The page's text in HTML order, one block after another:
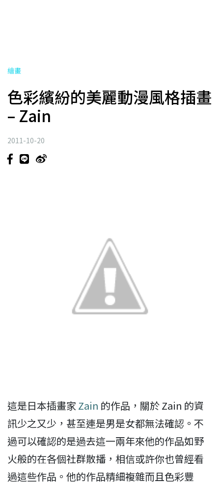
繪畫
色彩繽紛的美麗動漫風格插畫
– Zain
2011-10-20
這是日本插畫家 Zain 的作品，關於 Zain 的資
訊少之又少，甚至連是男是女都無法確認。不
過可以確認的是過去這一兩年來他的作品如野
火般的在各個社群散播，相信或許你也曾經看
過這些作品。他的作品精細複雜而且色彩豐